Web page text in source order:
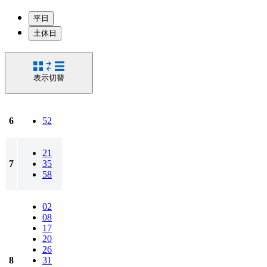
平日
土休日
表示切替
6 52
7
21
35
58
8
02
08
17
20
26
31